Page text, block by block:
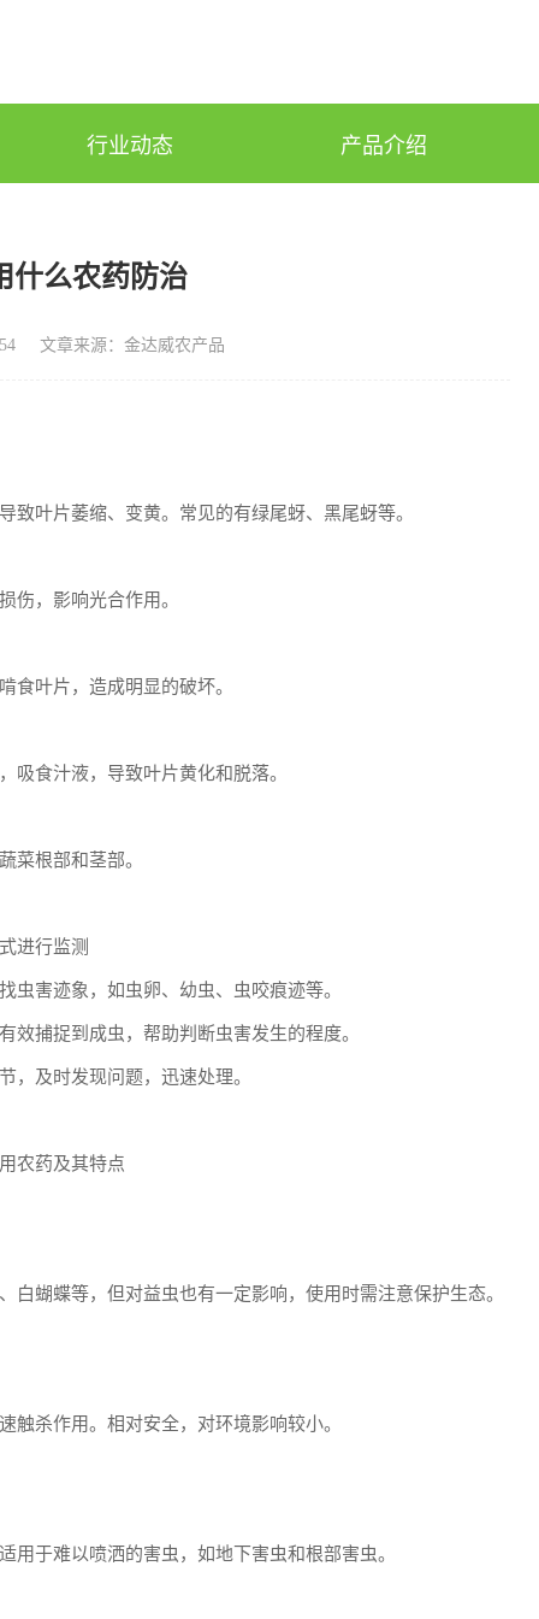
行业动态 产品介绍
什么农药防治
文章来源：金达威农产品
叶片萎缩、变黄。常见的有绿尾蚜、黑尾蚜等。
伤，影响光合作用。
食叶片，造成明显的破坏。
吸食汁液，导致叶片黄化和脱落。
菜根部和茎部。
进行监测
虫害迹象，如虫卵、幼虫、虫咬痕迹等。
效捕捉到成虫，帮助判断虫害发生的程度。
，及时发现问题，迅速处理。
农药及其特点
蝴蝶等，但对益虫也有一定影响，使用时需注意保护生态。
触杀作用。相对安全，对环境影响较小。
于难以喷洒的害虫，如地下害虫和根部害虫。